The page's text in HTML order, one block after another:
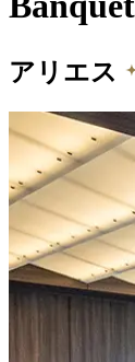
アリエス